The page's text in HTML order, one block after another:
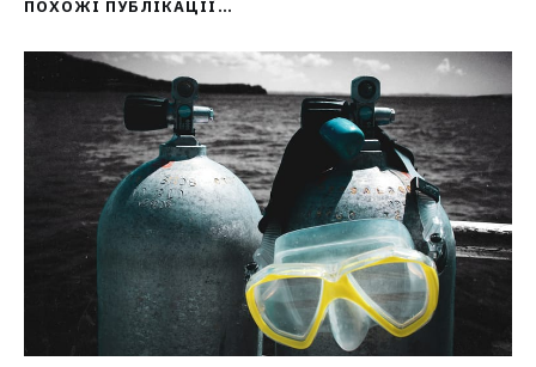
ПОХОЖІ ПУБЛІКАЦІЇ…